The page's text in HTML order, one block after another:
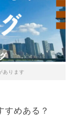
あります
すめある？